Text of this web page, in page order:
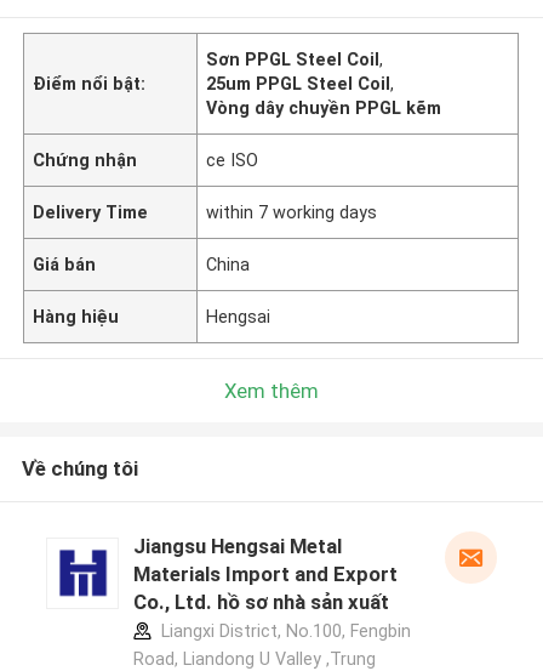
Điểm nổi bật:
Sơn PPGL Steel Coil,
25um PPGL Steel Coil,
Vòng dây chuyền PPGL kẽm
Chứng nhận ce ISO
Delivery Time within 7 working days
Giá bán China
Hàng hiệu Hengsai
Xem thêm
Về chúng tôi
Jiangsu Hengsai Metal
Materials Import and Export
Co., Ltd. hồ sơ nhà sản xuất
Liangxi District, No.100, Fengbin
Road, Liandong U Valley ,Trung